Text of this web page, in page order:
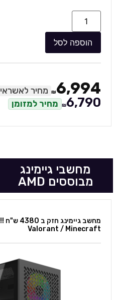
הוספה לסל
₪6,994 מחיר לאשראי
₪6,790 מחיר למזומן
מחשבי גיימינג
מבוססים AMD
Valorant / Minecraft